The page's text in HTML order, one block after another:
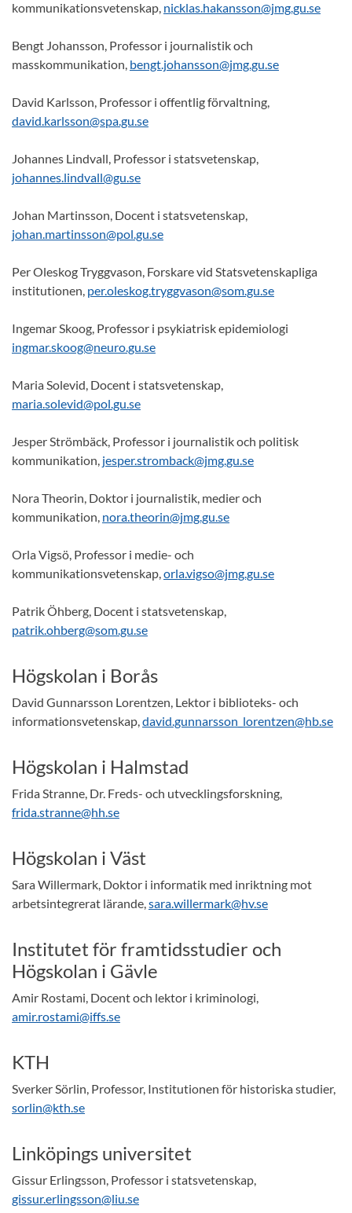
kommunikationsvetenskap, nicklas.hakansson@jmg.gu.se
Bengt Johansson, Professor i journalistik och
masskommunikation, bengt.johansson@jmg.gu.se
David Karlsson, Professor i offentlig förvaltning,
david.karlsson@spa.gu.se
Johannes Lindvall, Professor i statsvetenskap,
johannes.lindvall@gu.se
Johan Martinsson, Docent i statsvetenskap,
johan.martinsson@pol.gu.se
Per Oleskog Tryggvason, Forskare vid Statsvetenskapliga
institutionen, per.oleskog.tryggvason@som.gu.se
Ingemar Skoog, Professor i psykiatrisk epidemiologi
ingmar.skoog@neuro.gu.se
Maria Solevid, Docent i statsvetenskap,
maria.solevid@pol.gu.se
Jesper Strömbäck, Professor i journalistik och politisk
kommunikation, jesper.stromback@jmg.gu.se
Nora Theorin, Doktor i journalistik, medier och
kommunikation, nora.theorin@jmg.gu.se
Orla Vigsö, Professor i medie- och
kommunikationsvetenskap,orla.vigso@jmg.gu.se
Patrik Öhberg, Docent i statsvetenskap,
patrik.ohberg@som.gu.se
Högskolan i Borås
David Gunnarsson Lorentzen, Lektor i biblioteks- och
informationsvetenskap,david.gunnarsson_lorentzen@hb.se
Högskolan i Halmstad
Frida Stranne, Dr. Freds- och utvecklingsforskning,
frida.stranne@hh.se
Högskolan i Väst
Sara Willermark, Doktor i informatik med inriktning mot
arbetsintegrerat lärande,sara.willermark@hv.se
Institutet för framtidsstudier och
Högskolan i Gävle
Amir Rostami, Docent och lektor i kriminologi,
amir.rostami@iffs.se
KTH
Sverker Sörlin, Professor, Institutionen för historiska studier,
sorlin@kth.se
Linköpings universitet
Gissur Erlingsson, Professor i statsvetenskap,
gissur.erlingsson@liu.se